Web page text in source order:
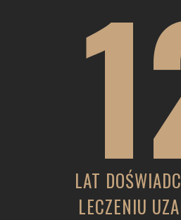
LAT
LECZENIU